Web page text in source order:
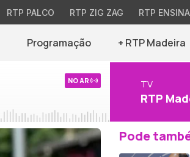
RTP PALCO RTP ZIG ZAG RTP ENSINA
Programação + RTP Madeira
NO AR TV
RTP
Pode